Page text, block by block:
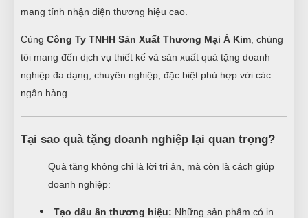
mang tính nhận diện thương hiệu cao.
Cùng Công Ty TNHH Sản Xuất Thương Mại Á Kim , chúng
tôi mang đến dịch vụ thiết kế và sản xuất quà tặng doanh
nghiệp đa dạng, chuyên nghiệp, đặc biệt phù hợp với các
ngân hàng.
Tại sao quà tặng doanh nghiệp lại quan trọng?
Quà tặng không chỉ là lời tri ân, mà còn là cách giúp
doanh nghiệp:
Tạo dấu ấn thương hiệu: Những sản phẩm có in